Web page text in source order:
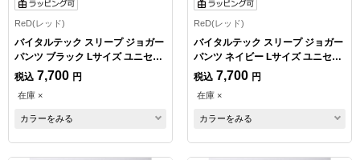
ReD(レッド)
バイタルテック スリープ ジョガー
パンツ ブラック Lサイズ ユニセッ
クス
税込 7,700 円
在庫 ×
カラーをみる
ReD(レッド)
バイタルテック スリープ ジョガー
パンツ ネイビー Lサイズ ユニセッ
クス
税込 7,700 円
在庫 ×
カラーをみる